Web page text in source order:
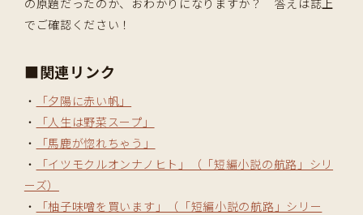
でご確認ください！
■関連リンク
・
「夕陽に赤い帆」
・
「人生は野菜スープ」
・
「馬鹿が惚れちゃう」
・
「イツモクルオンナノヒト」（「短編小説の航路」シリ
ーズ）
・
「柚子味噌を買います」（「短編小説の航路」シリー